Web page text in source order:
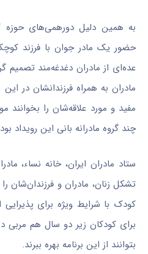
به همین دلیل دورهمی‌های حوزه
حضور یک مادر جوان با فرزند
عده‌ای از مادران دغدغه‌مند تصمیم
مادران به همراه فرزندانشان در
مفید و مورد علاقه‌شان را بخوانند
چند گروه مادرانه بانی این رویداد
ستاد مادران ایران، خانه نساء،
تشکل زنان، مادران و فرزندان‌شان
کودک با شرایط ویژه برای پذیرایی
برای کودکان زیر دو سال هم مربی
بتوانند از این برنامه بهره ببرند.